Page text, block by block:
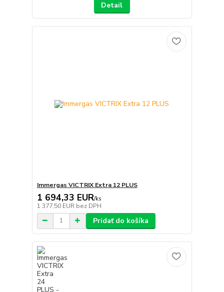
Detail
Immergas VICTRIX Extra 12 PLUS
1 694,33 EUR/ks
1 377,50 EUR bez DPH
Pridať do košíka